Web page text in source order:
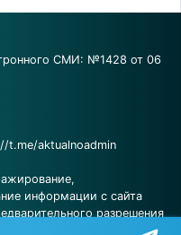
СМИ: №1428 от 06
t.me/aktualnoadmin
информации с сайта
разрешения